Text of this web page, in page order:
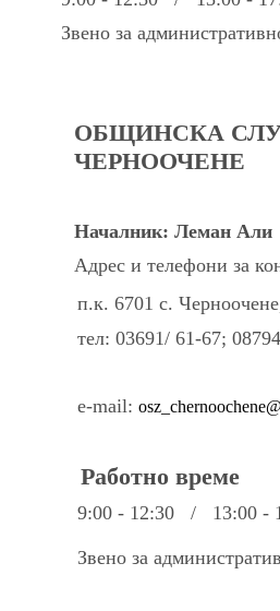
Звено за
ОБЩИНСКА
ЧЕРНООЧЕНЕ
Началник: Леман Али
Адрес и телефони за
п.к. 6701 с.
тел: 03691/ 61-67;
e-mail:
Работно време
9:00 - 12:30 / 13:00 -
Звено за